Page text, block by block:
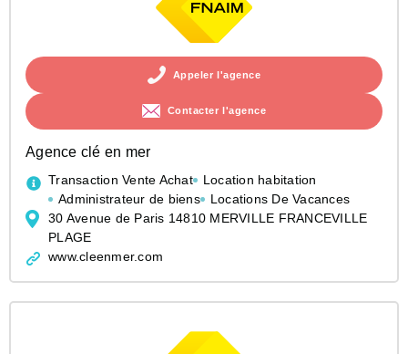
Appeler l'agence
Contacter l'agence
Agence clé en mer
Transaction Vente Achat
Location habitation
Administrateur de biens
Locations De Vacances
30 Avenue de Paris 14810 MERVILLE FRANCEVILLE
PLAGE
www.cleenmer.com